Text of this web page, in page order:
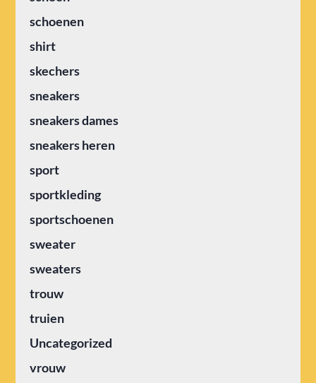
schoenen
shirt
skechers
sneakers
sneakers dames
sneakers heren
sport
sportkleding
sportschoenen
sweater
sweaters
trouw
truien
Uncategorized
vrouw